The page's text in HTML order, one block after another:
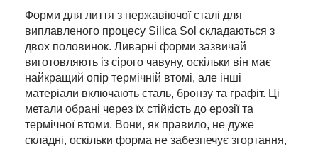
Форми для лиття з нержавіючої сталі для
виплавленого процесу Silica Sol складаються з
двох половинок. Ливарні форми зазвичай
виготовляють із сірого чавуну, оскільки він має
найкращий опір термічній втомі, але інші
матеріали включають сталь, бронзу та графіт. Ці
метали обрані через їх стійкість до ерозії та
термічної втоми. Вони, як правило, не дуже
складні, оскільки форма не забезпечує згортання,